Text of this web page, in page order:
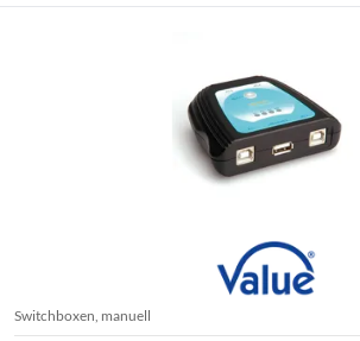
Switchboxen, manuell